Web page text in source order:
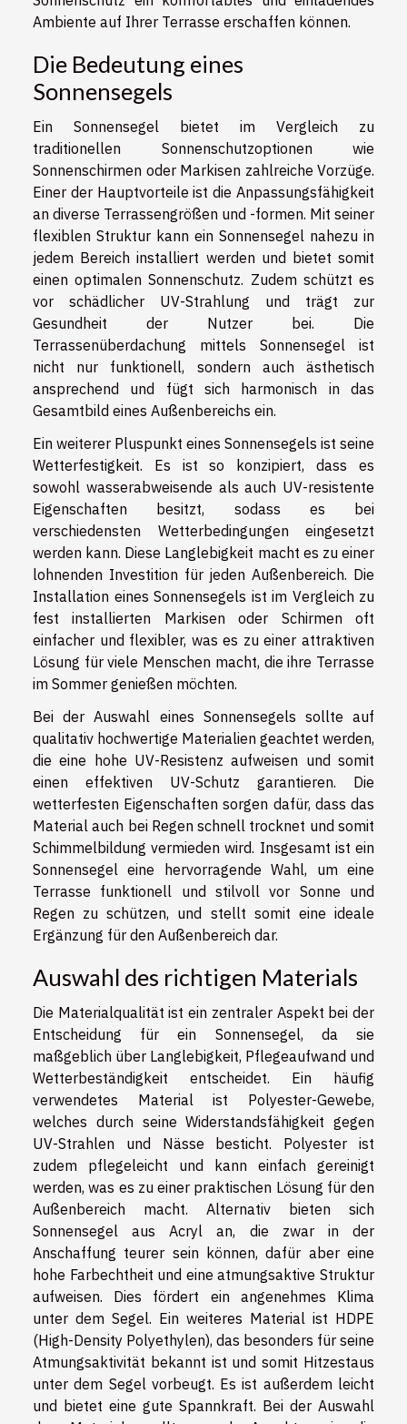
Ambiente auf Ihrer Terrasse erschaffen können.
Die Bedeutung eines
Sonnensegels
Ein Sonnensegel bietet im Vergleich zu
traditionellen Sonnenschutzoptionen wie
Sonnenschirmen oder Markisen zahlreiche Vorzüge.
Einer der Hauptvorteile ist die Anpassungsfähigkeit
an diverse Terrassengrößen und -formen. Mit seiner
flexiblen Struktur kann ein Sonnensegel nahezu in
jedem Bereich installiert werden und bietet somit
einen optimalen Sonnenschutz. Zudem schützt es
vor schädlicher UV-Strahlung und trägt zur
Gesundheit der Nutzer bei. Die
Terrassenüberdachung mittels Sonnensegel ist
nicht nur funktionell, sondern auch ästhetisch
ansprechend und fügt sich harmonisch in das
Gesamtbild eines Außenbereichs ein.
Ein weiterer Pluspunkt eines Sonnensegels ist seine
Wetterfestigkeit. Es ist so konzipiert, dass es
sowohl wasserabweisende als auch UV-resistente
Eigenschaften besitzt, sodass es bei
verschiedensten Wetterbedingungen eingesetzt
werden kann. Diese Langlebigkeit macht es zu einer
lohnenden Investition für jeden Außenbereich. Die
Installation eines Sonnensegels ist im Vergleich zu
fest installierten Markisen oder Schirmen oft
einfacher und flexibler, was es zu einer attraktiven
Lösung für viele Menschen macht, die ihre Terrasse
im Sommer genießen möchten.
Bei der Auswahl eines Sonnensegels sollte auf
qualitativ hochwertige Materialien geachtet werden,
die eine hohe UV-Resistenz aufweisen und somit
einen effektiven UV-Schutz garantieren. Die
wetterfesten Eigenschaften sorgen dafür, dass das
Material auch bei Regen schnell trocknet und somit
Schimmelbildung vermieden wird. Insgesamt ist ein
Sonnensegel eine hervorragende Wahl, um eine
Terrasse funktionell und stilvoll vor Sonne und
Regen zu schützen, und stellt somit eine ideale
Ergänzung für den Außenbereich dar.
Auswahl des richtigen Materials
Die Materialqualität ist ein zentraler Aspekt bei der
Entscheidung für ein Sonnensegel, da sie
maßgeblich über Langlebigkeit, Pflegeaufwand und
Wetterbeständigkeit entscheidet. Ein häufig
verwendetes Material ist Polyester-Gewebe,
welches durch seine Widerstandsfähigkeit gegen
UV-Strahlen und Nässe besticht. Polyester ist
zudem pflegeleicht und kann einfach gereinigt
werden, was es zu einer praktischen Lösung für den
Außenbereich macht. Alternativ bieten sich
Sonnensegel aus Acryl an, die zwar in der
Anschaffung teurer sein können, dafür aber eine
hohe Farbechtheit und eine atmungsaktive Struktur
aufweisen. Dies fördert ein angenehmes Klima
unter dem Segel. Ein weiteres Material ist HDPE
(High-Density Polyethylen), das besonders für seine
Atmungsaktivität bekannt ist und somit Hitzestaus
unter dem Segel vorbeugt. Es ist außerdem leicht
und bietet eine gute Spannkraft. Bei der Auswahl